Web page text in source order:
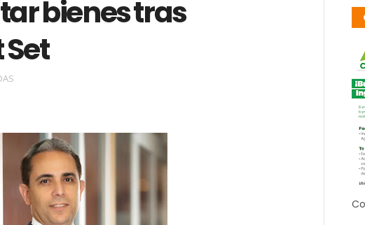
bienes tras